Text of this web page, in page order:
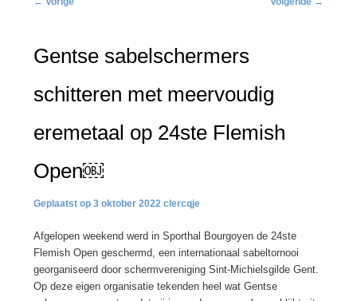
Gentse sabelschermers
schitteren met meervoudig
eremetaal op 24ste Flemish
Open￼
3 oktober 2022 clercqje
Afgelopen weekend werd in Sporthal Bourgoyen de 24ste
Flemish Open geschermd, een internationaal sabeltornooi
georganiseerd door schermvereniging Sint-Michielsgilde Gent.
Op deze eigen organisatie tekenden heel wat Gentse